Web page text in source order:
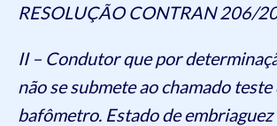
RESOLUÇÃO CONTRAN 206/
II – Condutor que por
não se submete ao chamado teste
bafômetro. Estado de